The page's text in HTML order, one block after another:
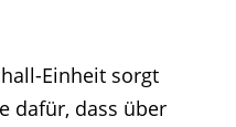
Einheit sorgt
dafür, dass über